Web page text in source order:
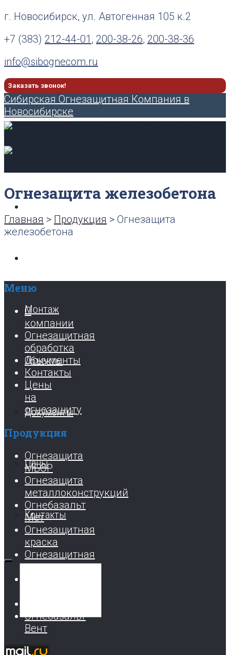
г. Новосибирск, ул. Автогенная 105 к.2
+7 (383) 212-44-01 , 200-38-26, 200-38-36
info@sibognecom.ru
Заказать звонок!
Сибирская Огнезащитная Компания в
Новосибирске
Монтаж
Объекты
Документы
Цены
Контакты
Огнезащита железобетона
Главная > Продукция > Огнезащита
железобетона
Меню
О
компании
Огнезащитная
обработка
Документы
Контакты
Цены
на
огнезащиту
Продукция
Огнезащита
МБОР
Огнезащита
металлоконструкций
Огнебазальт
Мет
Огнезащитная
краска
Огнезащитная
мастика
Огнебазальт
Вент